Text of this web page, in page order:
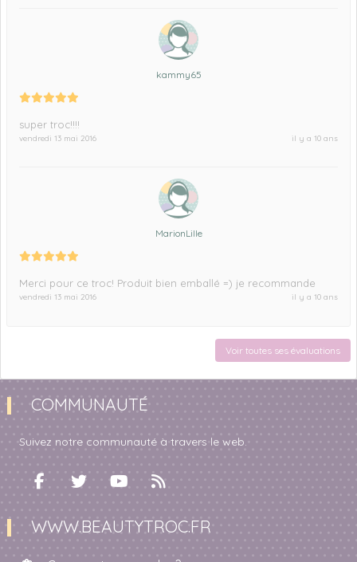
kammy65
super troc!!!!
vendredi 13 mai 2016 il y a 10 ans
MarionLille
Merci pour ce troc! Produit bien emballé =) je recommande
vendredi 13 mai 2016 il y a 10 ans
Voir toutes ses évaluations
COMMUNAUTÉ
Suivez notre communauté à travers le web.
WWW.BEAUTYTROC.FR